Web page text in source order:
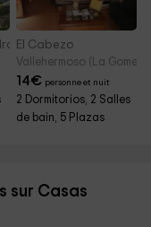
El Cabezo
Vallehermoso (La
14€ personne et nuit
2 Dormitorios, 2 Salles
de bain, 5 Plazas
sur Casas